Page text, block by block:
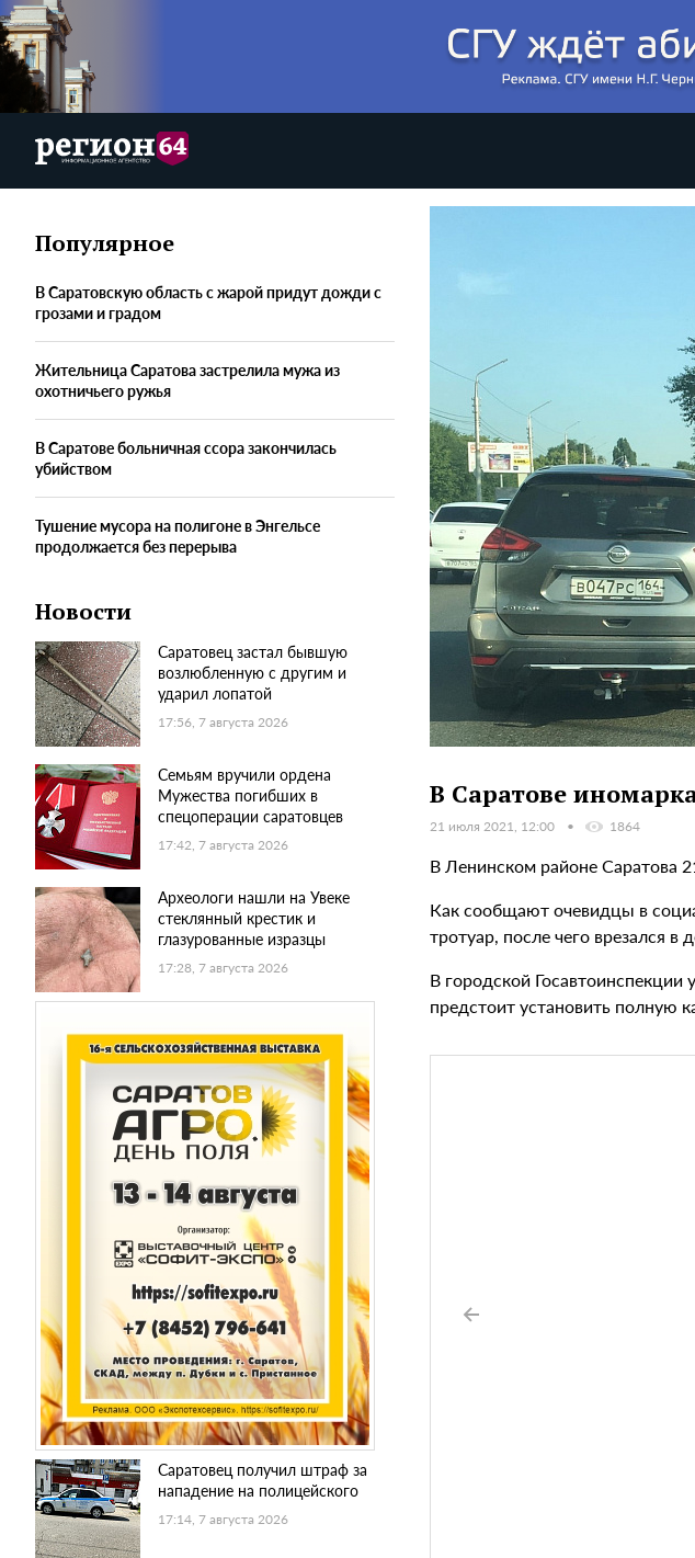
Популярное
В Саратовскую область с жарой придут дожди с
грозами и градом
Жительница Саратова застрелила мужа из
охотничьего ружья
В Саратове больничная ссора закончилась
убийством
Тушение мусора на полигоне в Энгельсе
продолжается без перерыва
Новости
Саратовец застал бывшую
возлюбленную с другим и
ударил лопатой
17:56, 7 августа 2026
Семьям вручили ордена
Мужества погибших в
спецоперации саратовцев
17:42, 7 августа 2026
Археологи нашли на Увеке
стеклянный крестик и
глазурованные изразцы
17:28, 7 августа 2026
Саратовец получил штраф за
нападение на полицейского
17:14, 7 августа 2026
В Саратове
21 июля 2021, 12:00 1864
В Ленинском районе Саратова
Как сообщают очевидцы в
тротуар, после чего врезался в
В городской
предстоит установить полную